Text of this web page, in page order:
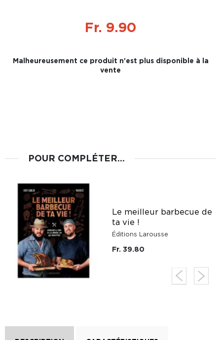
Fr. 9.90
Malheureusement ce produit n'est plus disponible à la
vente
POUR COMPLÉTER...
Le meilleur barbecue de
ta vie !
Éditions Larousse
Fr. 39.80